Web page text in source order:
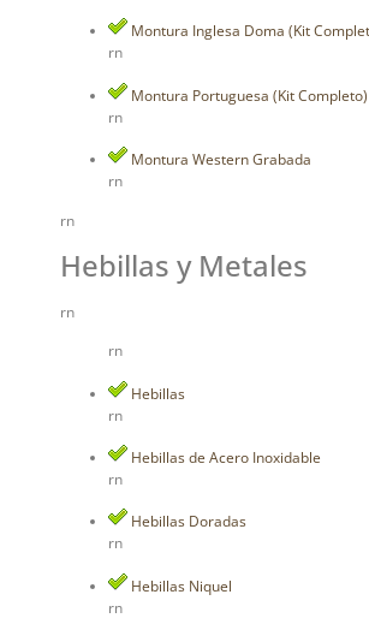
Montura Inglesa Doma (Kit
rn
Montura Portuguesa (Kit Completo)
rn
Montura Western Grabada
rn
rn
Hebillas y Metales
rn
rn
Hebillas
rn
Hebillas de Acero Inoxidable
rn
Hebillas Doradas
rn
Hebillas Niquel
rn